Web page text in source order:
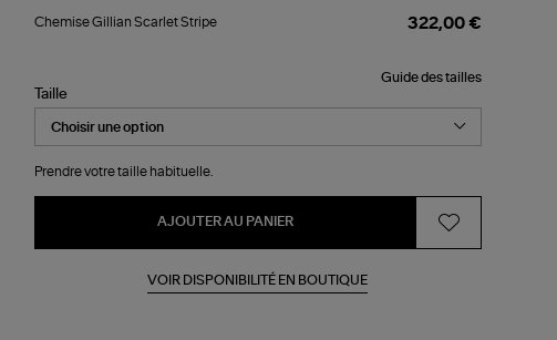
Gillian
Chemise Gillian Scarlet Stripe 322,00 €
Guide des tailles
Taille
Prendre votre taille habituelle.
AJOUTER AU PANIER
VOIR DISPONIBILITÉ EN BOUTIQUE